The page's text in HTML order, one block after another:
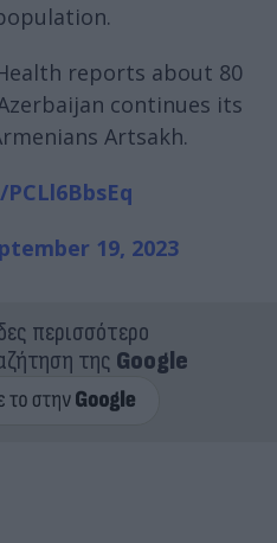
reports about 80
continues its
Artsakh.
19, 2023
περισσότερο
της Google